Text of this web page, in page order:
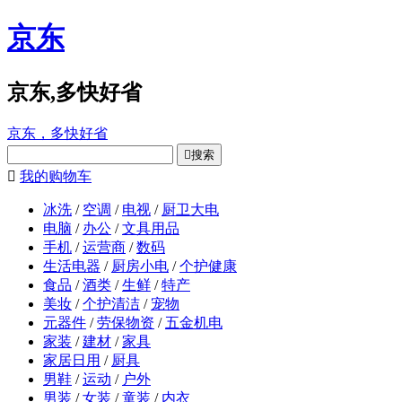
京东
京东,多快好省
京东，多快好省
搜索
 我的购物车
冰洗 / 空调 / 电视 / 厨卫大电
电脑 / 办公 / 文具用品
手机 / 运营商 / 数码
生活电器 / 厨房小电 / 个护健康
食品 / 酒类 / 生鲜 / 特产
美妆 / 个护清洁 / 宠物
元器件 / 劳保物资 / 五金机电
家装 / 建材 / 家具
家居日用 / 厨具
男鞋 / 运动 / 户外
男装 / 女装 / 童装 / 内衣